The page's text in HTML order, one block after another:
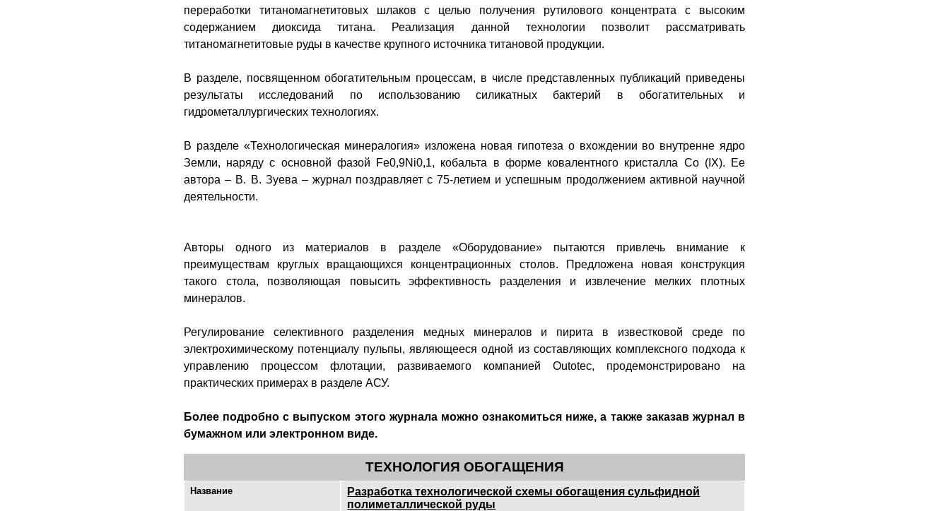
переработки титаномагнетитовых шлаков с целью получения рутилового концентрата с высоким
содержанием диоксида титана. Реализация данной технологии позволит рассматривать
титаномагнетитовые руды в качестве крупного источника титановой продукции.
В разделе, посвященном обогатительным процессам, в числе представленных публикаций приведены
результаты исследований по использованию силикатных бактерий в обогатительных и
гидрометаллургических технологиях.
В разделе «Технологическая минералогия» изложена новая гипотеза о вхождении во внутренне ядро
Земли, наряду с основной фазой
Fe0,9Ni0,1, кобальта в форме ковалентного кристалла Co(IX). Ее
автора – В. В. Зуева – журнал поздравляет с 75-летием и успешным продолжением активной научной
деятельности.
Авторы одного из материалов в разделе «Оборудование» пытаются привлечь внимание к
преимуществам круглых вращающихся концентрационных столов. Предложена новая конструкция
такого стола, позволяющая повысить эффективность разделения и извлечение мелких плотных
минералов.
Регулирование селективного разделения медных минералов и пирита в известковой среде по
электрохимическому потенциалу пульпы, являющееся одной из составляющих комплексного подхода к
управлению процессом флотации, развиваемого компанией Outotec, продемонстрировано на
практических примерах в разделе АСУ.
Более подробно с выпуском этого журнала можно ознакомиться ниже, а также заказав журнал в
бумажном или электронном виде.
ТЕХНОЛОГИЯ ОБОГАЩЕНИЯ
Название
Разработка технологической схемы обогащения сульфидной
полиметаллической руды